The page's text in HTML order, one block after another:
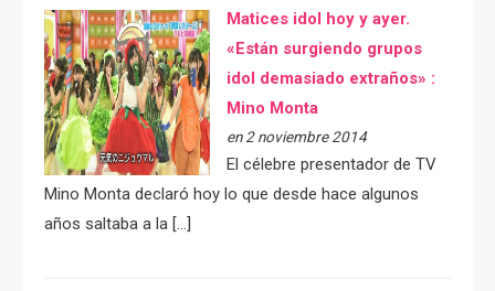
Matices idol hoy y ayer.
«Están surgiendo grupos
idol demasiado extraños» :
Mino Monta
en 2 noviembre 2014
El célebre presentador de TV
Mino Monta declaró hoy lo que desde hace algunos
años saltaba a la […]